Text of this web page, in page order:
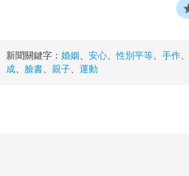
新聞關鍵字： 婚姻 安心 、性別平等 手作
成
臉書 親子 運動